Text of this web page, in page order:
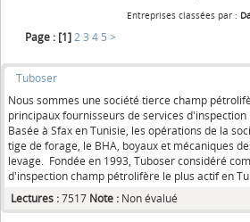
Entreprises classées par :
Page : [1] 2 3 4 5 >
Tuboser
Nous sommes une société tierce champ
principaux fournisseurs de services
Basée à Sfax en Tunisie, les opérations de la
tige de forage, le BHA, boyaux et mécaniques
levage. Fondée en 1993, Tuboser considéré
d'inspection champ pétrolifère le plus actif en Tu...
Lectures :7517 Note : Non évalué